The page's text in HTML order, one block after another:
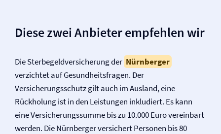
Diese zwei Anbieter empfehlen wir
Die Sterbegeld­versicherung der Nürnberger
verzichtet auf Gesundheitsfragen. Der
Versicherungsschutz gilt auch im Ausland, eine
Rückholung ist in den Leistungen inkludiert. Es kann
eine Versicherungssumme bis zu 10.000 Euro vereinbart
werden. Die Nürnberger versichert Personen bis 80